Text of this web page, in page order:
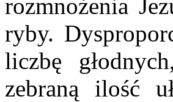
rozmnożenia
ryby.
liczbę
zebraną ilość